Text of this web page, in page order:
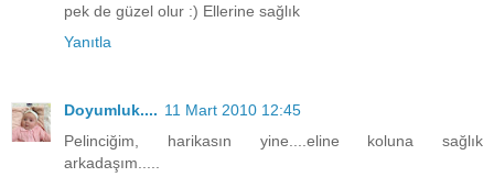
pek de güzel olur :) Ellerine sağlık
Yanıtla
Doyumluk.... 11 Mart 2010 12:45
Pelinciğim, harikasın yine....eline koluna sağlık
arkadaşım.....